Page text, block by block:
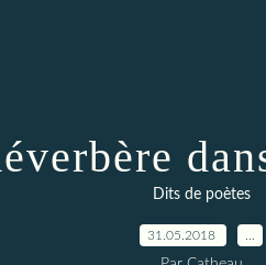
Dits de poètes
31.05.2018